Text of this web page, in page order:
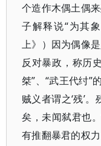
个造作木偶土偶
子解释说“为其
上》）因为偶像
反对暴政，称历
桀”、“武王代纣”
贼义者谓之‘残’
矣，未闻弑君也
有推翻暴君的权